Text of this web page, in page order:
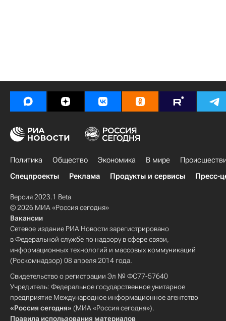
Политика Общество Экономика В мире
Спецпроекты
Реклама Продукты и сервисы Пресс-
Версия 2023.1 Beta
© 2026 МИА «Россия сегодня»
Вакансии
Сетевое издание РИА Новости зарегистрировано
в Федеральной службе по надзору в сфере связи,
информационных технологий и массовых коммуникаций
(Роскомнадзор) 08 апреля 2014 года.
Свидетельство о регистрации Эл № ФС77-57640
Учредитель: Федеральное государственное унитарное
предприятие Международное информационное агентство
«Россия сегодня» (МИА «Россия сегодня»).
Правила использования материалов